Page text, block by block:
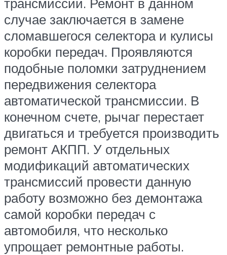
случае заключается в замене
сломавшегося селектора и кулисы
коробки передач. Проявляются
подобные поломки затруднением
передвижения селектора
автоматической трансмиссии. В
конечном счете, рычаг перестает
двигаться и требуется производить
ремонт АКПП. У отдельных
модификаций автоматических
трансмиссий провести данную
работу возможно без демонтажа
самой коробки передач с
автомобиля, что несколько
упрощает ремонтные работы.